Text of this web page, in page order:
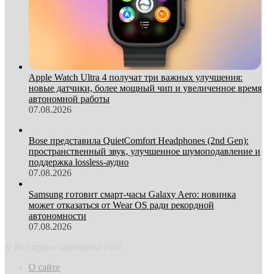
Apple Watch Ultra 4 получат три важных улучшения:
новые датчики, более мощный чип и увеличенное время
автономной работы
07.08.2026
Bose представила QuietComfort Headphones (2nd Gen):
пространственный звук, улучшенное шумоподавление и
поддержка lossless-аудио
07.08.2026
Samsung готовит смарт-часы Galaxy Aero: новинка
может отказаться от Wear OS ради рекордной
автономности
07.08.2026
О сайте